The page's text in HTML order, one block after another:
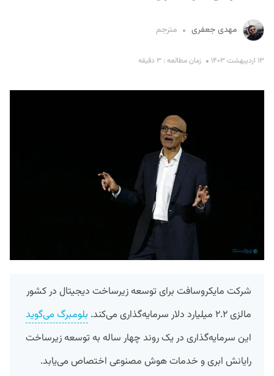
مهدی جعفری مترجم
۱۳ اردیبهشت ۱۴۰۳ زمان مطالعه : ۳ دقیقه
شرکت مایکروسافت برای توسعه زیرساخت دیجیتال در کشور
مالزی ۲.۲ میلیارد دلار سرمایه‌گذاری می‌کند.
بلومبرگ می‌گوید
این سرمایه‌گذاری در یک روند چهار ساله به توسعه زیرساخت
رایانش ابری و خدمات هوش مصنوعی اختصاص می‌یابد.